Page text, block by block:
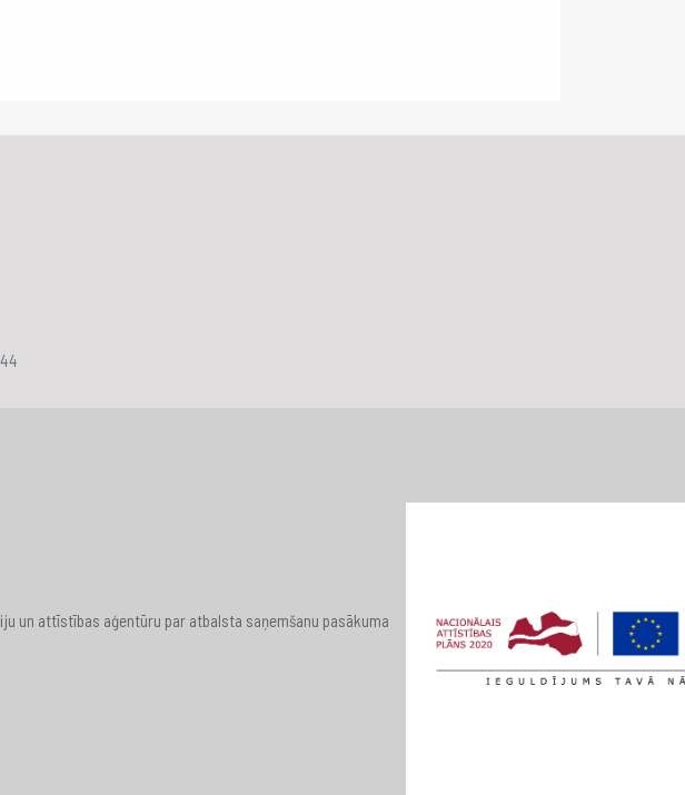
un attīstības aģentūru par atbalsta saņemšanu pasākuma